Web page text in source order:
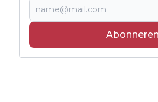
Abonneren